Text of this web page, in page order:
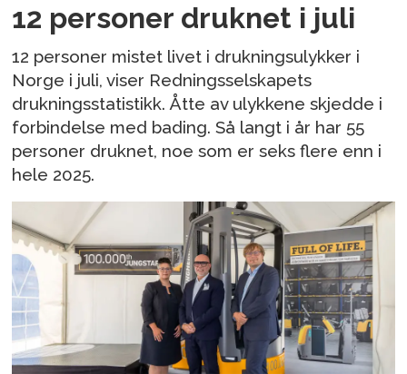
12 personer druknet i juli
12 personer mistet livet i drukningsulykker i
Norge i juli, viser Redningsselskapets
drukningsstatistikk. Åtte av ulykkene skjedde i
forbindelse med bading. Så langt i år har 55
personer druknet, noe som er seks flere enn i
hele 2025.